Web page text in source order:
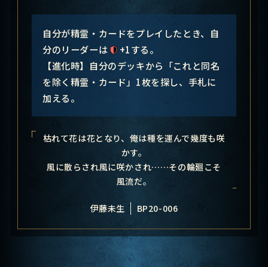
自分が精霊・カードをプレイしたとき、自
分のリーダーは
+1する。
【進化時】自分のデッキから「これと同名
を除く精霊・カード」1枚を探し、手札に
加える。
枯れて花は花となり、俺は種を運んで幾度も咲
かす。
風に散らされ風に咲かされ……その輪廻こそ
風流だ。
伊藤未生 BP20-006